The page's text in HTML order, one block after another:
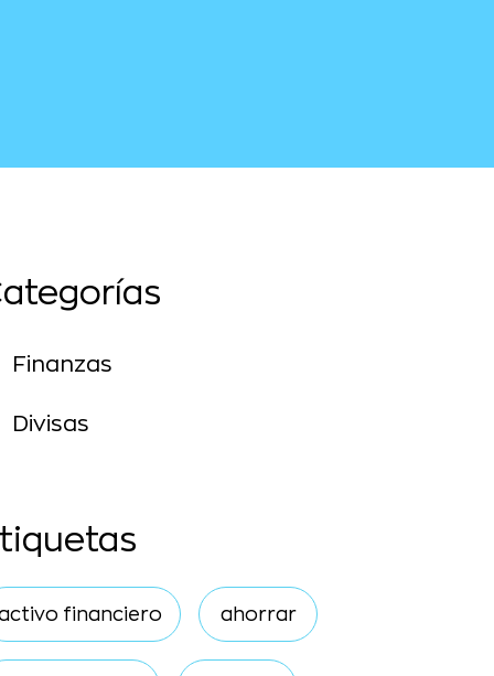
Finanzas
Divisas
financiero ahorrar